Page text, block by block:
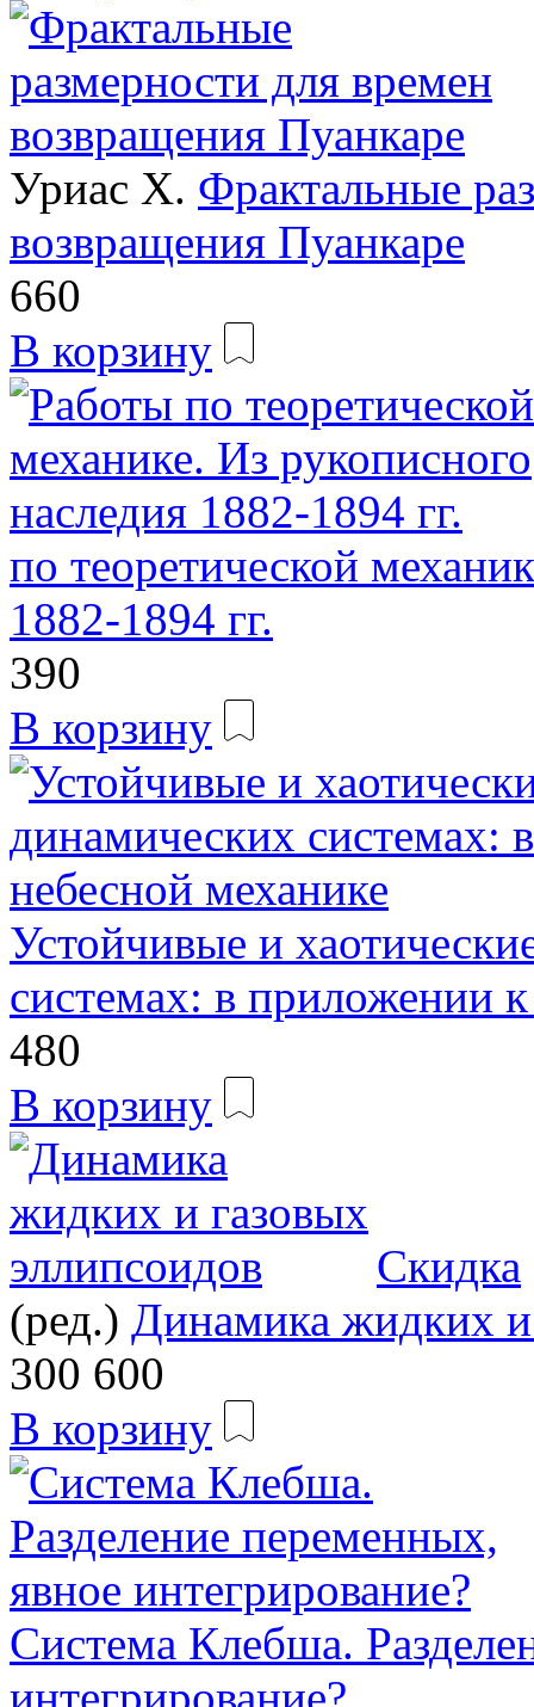
Уриас Х. Фрактальные
возвращения Пуанкаре
660
В корзину
по теоретической
1882-1894 гг.
390
В корзину
Устойчивые и
системах: в приложении
480
В корзину
Скидка
(ред.) Динамика жидких и
300 600
В корзину
Система Клебша.
интегрирование?